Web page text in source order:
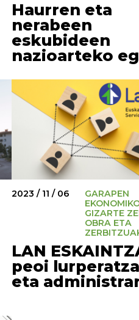
Haurren eta
nerabeen
eskubideen
nazioarteko
2023 / 11 / 06
GARAPEN
GIZARTE
OBRA ETA
LAN
peoi
eta